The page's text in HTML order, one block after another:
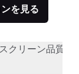
を見る
スクリーン品質